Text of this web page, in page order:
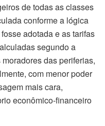
de todas as classes
conforme a lógica
adotada e as tarifas
segundo a
das periferias,
com menor poder
mais cara,
econômico-financeiro